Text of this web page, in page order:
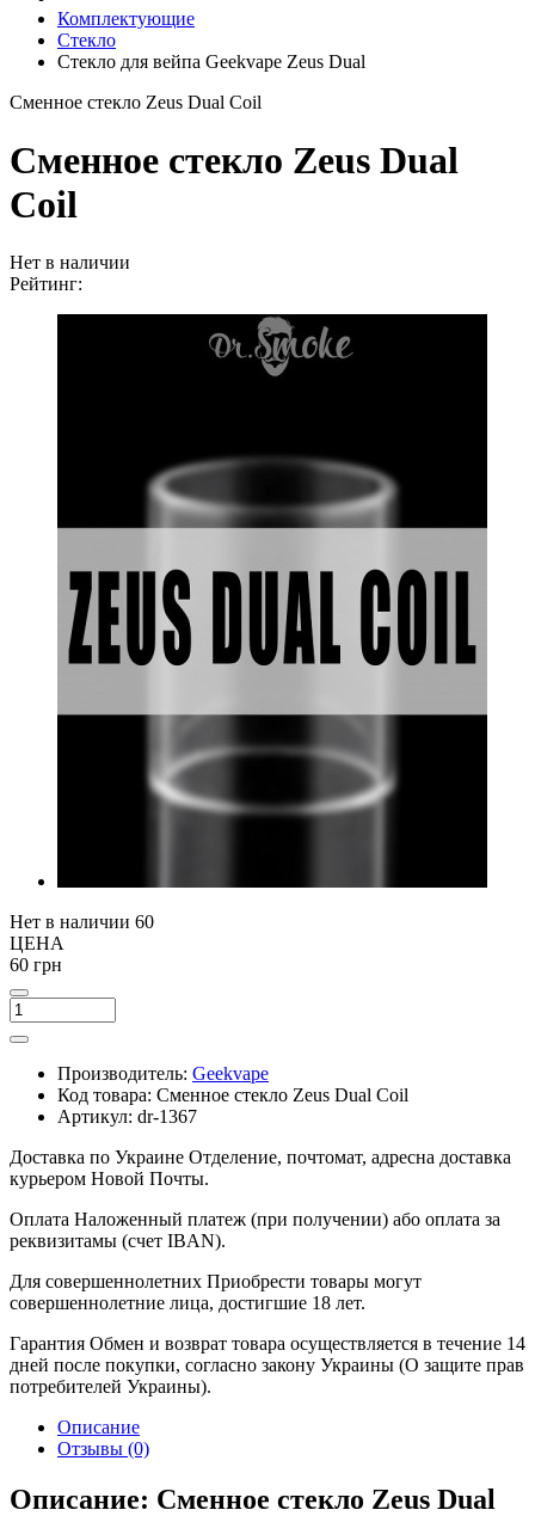
Комплектующие
Стекло
Стекло для вейпа Geekvape Zeus Dual
Сменное стекло Zeus Dual Coil
Сменное стекло Zeus Dual
Coil
Нет в наличии
Рейтинг:
Нет в наличии 60
ЦЕНА
60 грн
Производитель: Geekvape
Код товара: Сменное стекло Zeus Dual Coil
Артикул: dr-1367
Доставка по Украине Отделение, почтомат, адресна доставка
курьером Новой Почты.
Оплата Наложенный платеж (при получении) або оплата за
реквизитамы (счет IBAN).
Для совершеннолетних Приобрести товары могут
совершеннолетние лица, достигшие 18 лет.
Гарантия Обмен и возврат товара осуществляется в течение 14
дней после покупки, согласно закону Украины (О защите прав
потребителей Украины).
Описание
Отзывы (0)
Описание: Сменное стекло Zeus Dual